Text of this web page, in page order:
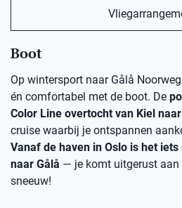
Boot
Op wintersport naar Gålå
én comfortabel met de boot. De
Color Line overtocht van Kiel
cruise waarbij je ontspannen
Vanaf de haven in Oslo is het
naar Gålå — je komt uitgerust aan
sneeuw!